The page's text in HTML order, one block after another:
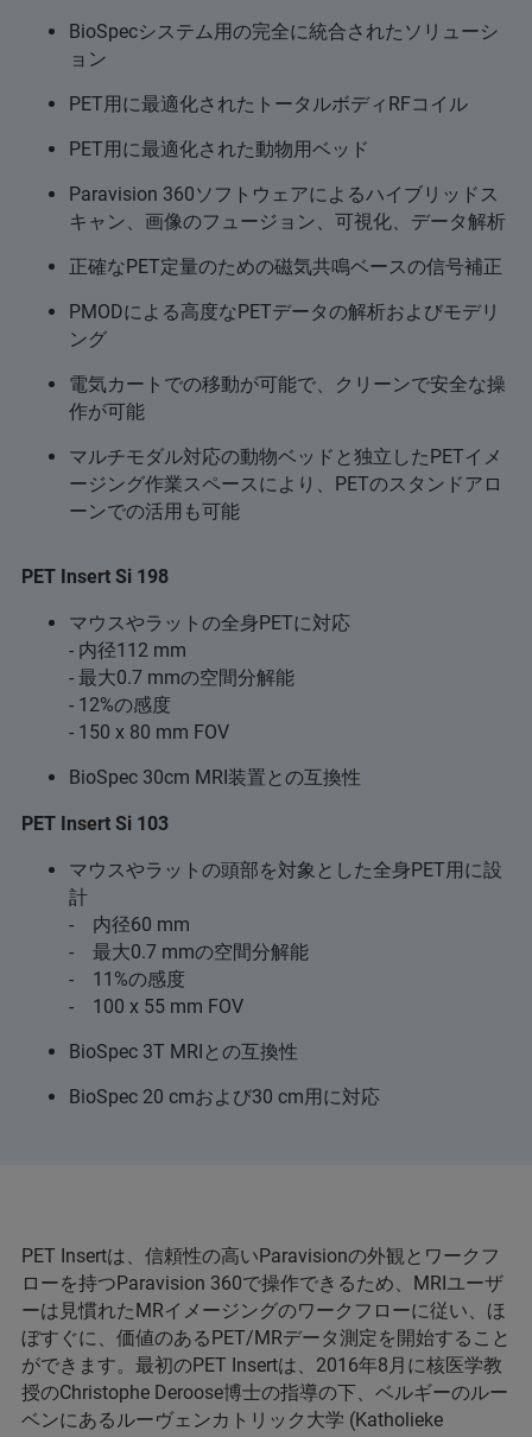
BioSpecシステム用の完全に統合されたソリューシ
ョン
PET用に最適化されたトータルボディRFコイル
PET用に最適化された動物用ベッド
Paravision 360ソフトウェアによるハイブリッドス
キャン、画像のフュージョン、可視化、データ解析
正確なPET定量のための磁気共鳴ベースの信号補正
PMODによる高度なPETデータの解析およびモデリ
ング
電気カートでの移動が可能で、クリーンで安全な操
作が可能
マルチモダル対応の動物ベッドと独立したPETイメ
ージング作業スペースにより、PETのスタンドアロ
ーンでの活用も可能
PET Insert Si 198
マウスやラットの全身PETに対応
- 内径112 mm
- 最大0.7 mmの空間分解能
- 12%の感度
- 150 x 80 mm FOV
BioSpec 30cm MRI装置との互換性
PET Insert Si 103
マウスやラットの頭部を対象とした全身PET用に設
計
- 内径60 mm
- 最大0.7 mmの空間分解能
- 11%の感度
- 100 x 55 mm FOV
BioSpec 3T MRIとの互換性
BioSpec 20 cmおよび30 cm用に対応
PET Insertは、信頼性の高いParavisionの外観とワークフ
ローを持つParavision 360で操作できるため、MRIユーザ
ーは見慣れたMRイメージングのワークフローに従い、ほ
ぼすぐに、価値のあるPET/MRデータ測定を開始すること
ができます。最初のPET Insertは、2016年8月に核医学教
授のChristophe Deroose博士の指導の下、ベルギーのルー
ベンにあるルーヴェンカトリック大学 (Katholieke